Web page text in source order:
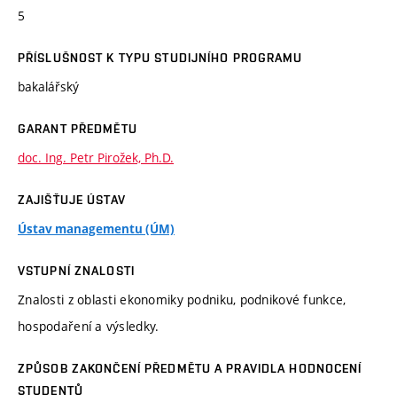
5
PŘÍSLUŠNOST K TYPU STUDIJNÍHO PROGRAMU
bakalářský
GARANT PŘEDMĚTU
doc. Ing. Petr Pirožek, Ph.D.
ZAJIŠŤUJE ÚSTAV
Ústav managementu (ÚM)
VSTUPNÍ ZNALOSTI
Znalosti z oblasti ekonomiky podniku, podnikové funkce,
hospodaření a výsledky.
ZPŮSOB ZAKONČENÍ PŘEDMĚTU A PRAVIDLA HODNOCENÍ
STUDENTŮ